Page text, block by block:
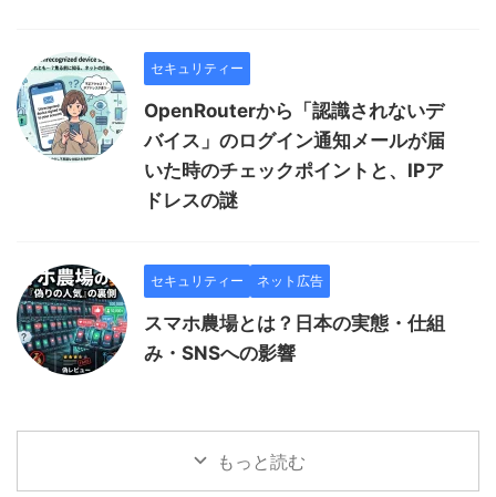
セキュリティー
OpenRouterから「認識されないデ
バイス」のログイン通知メールが届
いた時のチェックポイントと、IPア
ドレスの謎
セキュリティー ネット広告
スマホ農場とは？日本の実態・仕組
み・SNSへの影響
もっと読む